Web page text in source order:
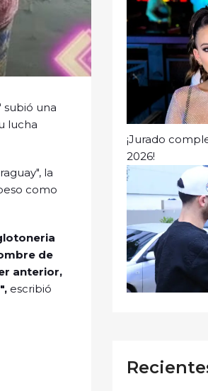
subió una
lucha
la
como
de
anterior,
escribió
¡Jurado
2026!